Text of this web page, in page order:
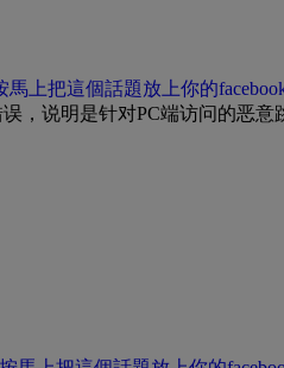
，说明是针对PC端访问的恶